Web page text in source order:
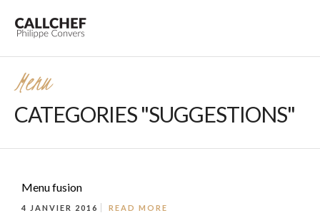
Menu
CATEGORIES "SUGGESTIONS"
Menu fusion
4 JANVIER 2016 READ MORE